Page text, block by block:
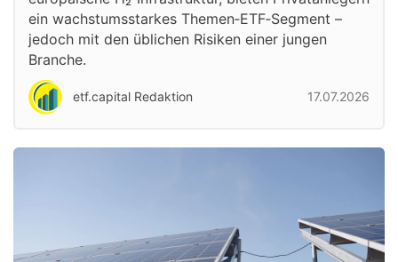
ein wachstumsstarkes Themen‑ETF‑Segment –
jedoch mit den üblichen Risiken einer jungen
Branche.
etf.capital Redaktion 17.07.2026